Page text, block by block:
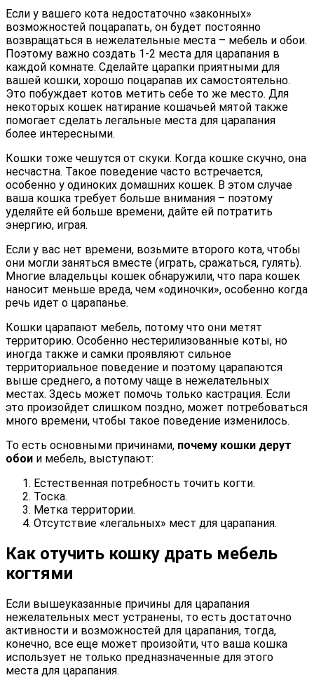
Если у вашего кота недостаточно «законных»
возможностей поцарапать, он будет постоянно
возвращаться в нежелательные места – мебель и обои.
Поэтому важно создать 1-2 места для царапания в
каждой комнате. Сделайте царапки приятными для
вашей кошки, хорошо поцарапав их самостоятельно.
Это побуждает котов метить себе то же место. Для
некоторых кошек натирание кошачьей мятой также
помогает сделать легальные места для царапания
более интересными.
Кошки тоже чешутся от скуки. Когда кошке скучно, она
несчастна. Такое поведение часто встречается,
особенно у одиноких домашних кошек. В этом случае
ваша кошка требует больше внимания – поэтому
уделяйте ей больше времени, дайте ей потратить
энергию, играя.
Если у вас нет времени, возьмите второго кота, чтобы
они могли заняться вместе (играть, сражаться, гулять).
Многие владельцы кошек обнаружили, что пара кошек
наносит меньше вреда, чем «одиночки», особенно когда
речь идет о царапанье.
Кошки царапают мебель, потому что они метят
территорию. Особенно нестерилизованные коты, но
иногда также и самки проявляют сильное
территориальное поведение и поэтому царапаются
выше среднего, а потому чаще в нежелательных
местах. Здесь может помочь только кастрация. Если
это произойдет слишком поздно, может потребоваться
много времени, чтобы такое поведение изменилось.
То есть основными причинами, почему кошки дерут
обои и мебель, выступают:
Естественная потребность точить когти.
Тоска.
Метка территории.
Отсутствие «легальных» мест для царапания.
Как отучить кошку драть мебель
когтями
Если вышеуказанные причины для царапания
нежелательных мест устранены, то есть достаточно
активности и возможностей для царапания, тогда,
конечно, все еще может произойти, что ваша кошка
использует не только предназначенные для этого
места для царапания.